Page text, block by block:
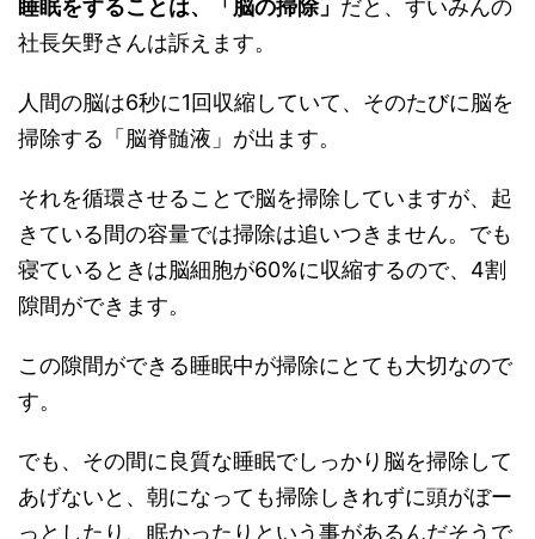
睡眠をすることは、「脳の掃除」 だと、すいみんの
社長矢野さんは訴えます。
人間の脳は6秒に1回収縮していて、そのたびに脳を
掃除する「脳脊髄液」が出ます。
それを循環させることで脳を掃除していますが、起
きている間の容量では掃除は追いつきません。でも
寝ているときは脳細胞が60%に収縮するので、4割
隙間ができます。
この隙間ができる睡眠中が掃除にとても大切なので
す。
でも、その間に良質な睡眠でしっかり脳を掃除して
あげないと、朝になっても掃除しきれずに頭がぼー
っとしたり、眠かったりという事があるんだそうで